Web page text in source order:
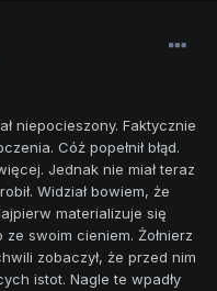
niepocieszony. Faktycznie
Cóż popełnił błąd.
Jednak nie miał teraz
Widział bowiem, że
materializuje się
swoim cieniem. Żołnierz
zobaczył, że przed nim
istot. Nagle te wpadły